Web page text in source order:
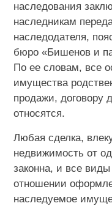
наследования
наследникам
наследодателя,
бюро «Бишенов и
По ее словам, все
имущества
продажи, договору
относятся.
Любая сделка,
недвижимость от
законна, и все
отношении
наследуемое